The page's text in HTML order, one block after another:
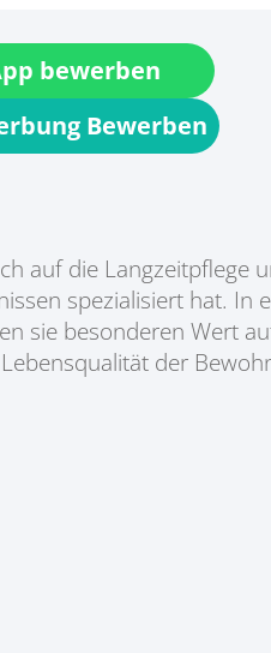
Bewerben
bewerben
auf die Langzeitpflege
spezialisiert hat. In
sie besonderen Wert
der